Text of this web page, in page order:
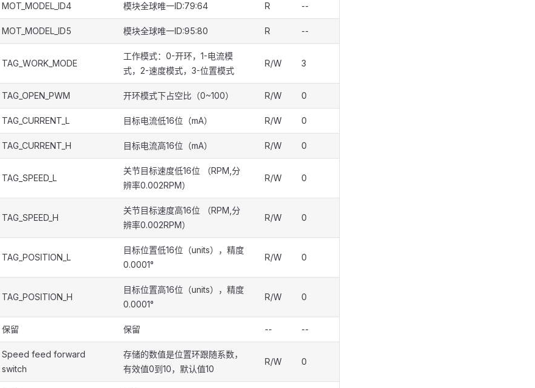
MOT_MODEL_ID4 模块全球唯一ID:79:64 R --
MOT_MODEL_ID5 模块全球唯一ID:95:80 R --
TAG_WORK_MODE
工作模式：0-开环，1-电流模
式，2-速度模式，3-位置模式
R/W 3
TAG_OPEN_PWM 开环模式下占空比（0~100） R/W 0
TAG_CURRENT_L 目标电流低16位（mA） R/W 0
TAG_CURRENT_H 目标电流高16位（mA） R/W 0
TAG_SPEED_L
关节目标速度低16位 （RPM,分
辨率0.002RPM）
R/W 0
TAG_SPEED_H
关节目标速度高16位 （RPM,分
辨率0.002RPM）
R/W 0
TAG_POSITION_L
目标位置低16位（units），精度
0.0001°
R/W 0
TAG_POSITION_H
目标位置高16位（units），精度
0.0001°
R/W 0
保留 保留 -- --
Speed feed forward
switch
存储的数值是位置环跟随系数，
有效值0到10，默认值10
R/W 0